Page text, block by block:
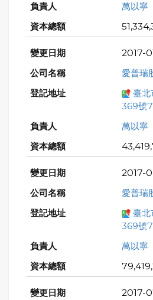
萬以寧
2017-
愛普瑞
臺北
369號
萬以寧
2017-
愛普瑞
臺北
369號
萬以寧
2017-